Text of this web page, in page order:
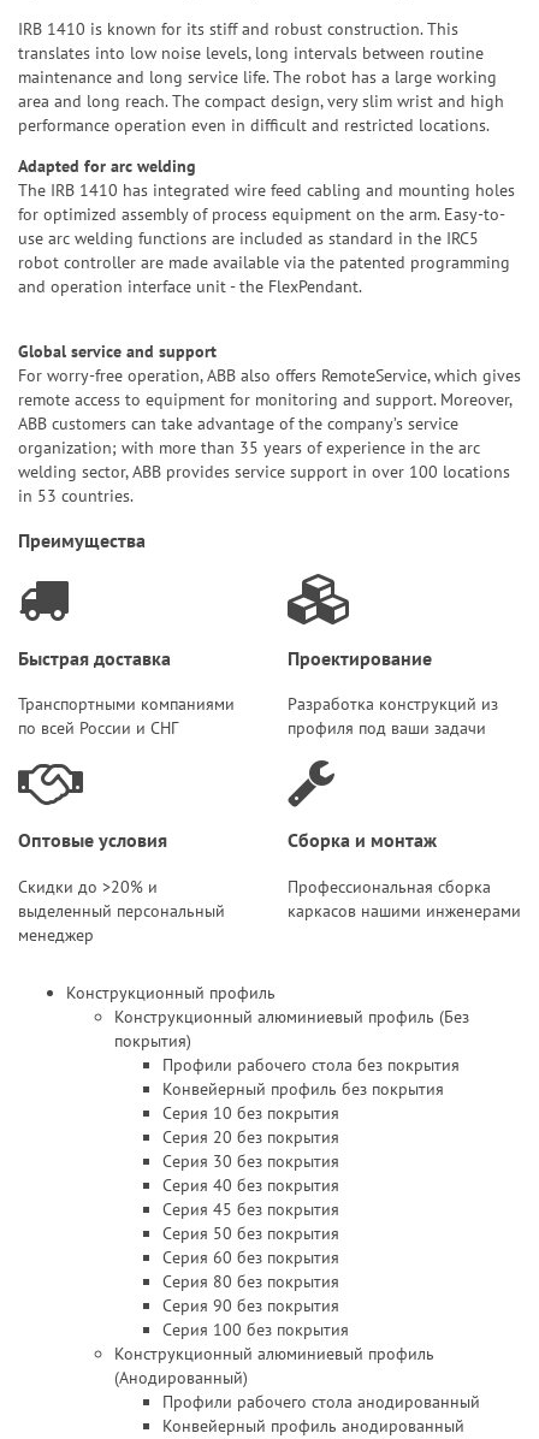
IRB 1410 is known for its stiff and robust construction. This
translates into low noise levels, long intervals between routine
maintenance and long service life. The robot has a large working
area and long reach. The compact design, very slim wrist and high
performance operation even in difficult and restricted locations.
Adapted for arc welding
The IRB 1410 has integrated wire feed cabling and mounting holes
for optimized assembly of process equipment on the arm. Easy-to-
use arc welding functions are included as standard in the IRC5
robot controller are made available via the patented programming
and operation interface unit - the FlexPendant.
Global service and support
For worry-free operation, ABB also offers RemoteService, which gives
remote access to equipment for monitoring and support. Moreover,
ABB customers can take advantage of the company’s service
organization; with more than 35 years of experience in the arc
welding sector, ABB provides service support in over 100 locations
in 53 countries.
Преимущества
Быстрая доставка
Транспортными компаниями
по всей России и СНГ
Проектирование
Разработка конструкций из
профиля под ваши задачи
Оптовые условия
Скидки до >20% и
выделенный персональный
менеджер
Сборка и монтаж
Профессиональная сборка
каркасов нашими инженерами
Конструкционный профиль
Конструкционный алюминиевый профиль (Без
покрытия)
Профили рабочего стола без покрытия
Конвейерный профиль без покрытия
Серия 10 без покрытия
Серия 20 без покрытия
Серия 30 без покрытия
Серия 40 без покрытия
Серия 45 без покрытия
Серия 50 без покрытия
Серия 60 без покрытия
Серия 80 без покрытия
Серия 90 без покрытия
Серия 100 без покрытия
Конструкционный алюминиевый профиль
(Анодированный)
Профили рабочего стола анодированный
Конвейерный профиль анодированный